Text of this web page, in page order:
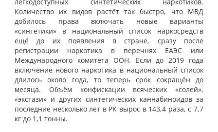
Количество их видов растёт так быстро, что МВД
добилось права включать новые варианты
«синтетики» в национальный список наркосредств
ещё до их появления в стране, сразу после
регистрации наркотика в перечнях ЕАЭС или
Международного комитета ООН. Если до 2019 года
включение нового наркотика в национальный список
длилось около года, то теперь срок сокращён до
месяца. Объём конфискации всяческих «солей»,
«экстази» и других синтетических каннабиноидов за
последние несколько лет в РК вырос в 143,4 раза, с 7,7
кг до 1,1 тонны.